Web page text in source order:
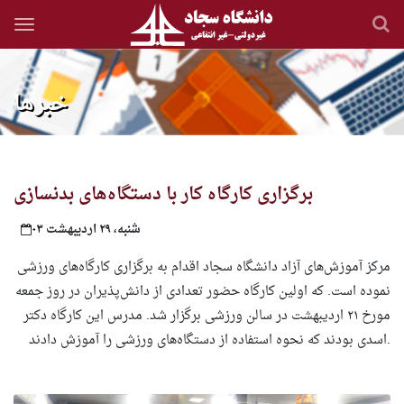
Skip
main
content
خبرها
برگزاری کارگاه کار با دستگاه‌های بدنسازی
شنبه، ۲۹ اردیبهشت ۰۳
مرکز آموزش‌های آزاد دانشگاه سجاد اقدام به برگزاری کارگاه‌های ورزشی
نموده است. که اولین کارگاه حضور تعدادی از دانش‌پذیران در روز جمعه
مورخ ۲۱ اردیبهشت در سالن ورزشی برگزار شد. مدرس این کارگاه دکتر
اسدی بودند که نحوه استفاده از دستگاه‌های ورزشی را آموزش دادند.